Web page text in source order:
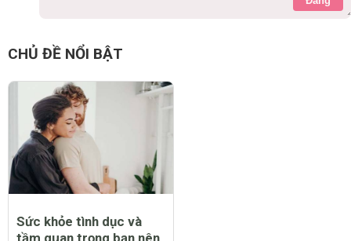
CHỦ ĐỀ NỔI BẬT
Sức khỏe tình dục và
tầm quan trọng bạn nên